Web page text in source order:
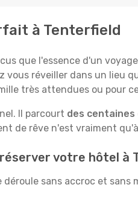
à Tenterfield
que l'essence d'un
vous réveiller dans un lieu
très attendues ou pour
Il parcourt des
de rêve n'est vraiment
votre hôtel à
sans accroc et